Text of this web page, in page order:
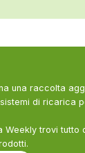
una raccolta
di ricarica
Weekly trovi